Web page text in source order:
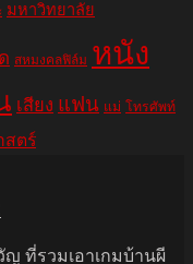
มหาวิทยาลัย
สหมงคลฟิล์ม หนัง
เสียง แฟน แม่ โทรศัพท์
สตร์
ญ ที่รวมเอาเกมบ้านผี